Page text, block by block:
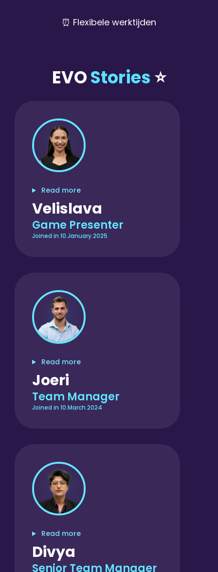
⏰ Flexibele werktijden
EVOStories⭐
Read more
Velislava
Game Presenter
Joined in 10.January.2025
Read more
Joeri
Team Manager
Joined in 10.March.2024
Read more
Divya
Senior Team Manager